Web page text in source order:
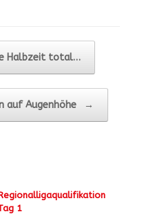
Halbzeit total…
auf Augenhöhe →
1